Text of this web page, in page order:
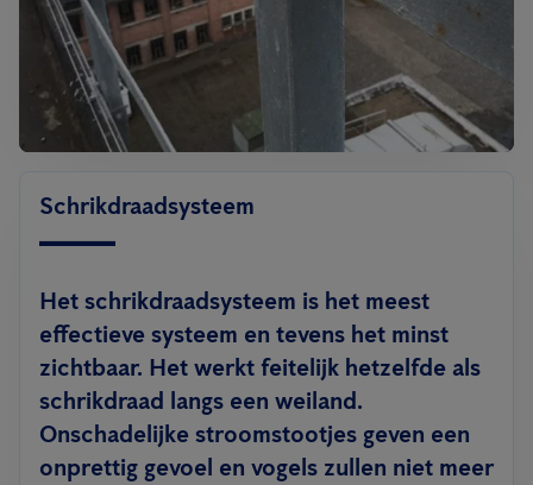
Schrikdraadsysteem
Het schrikdraadsysteem is het meest
effectieve systeem en tevens het minst
zichtbaar. Het werkt feitelijk hetzelfde als
schrikdraad langs een weiland.
Onschadelijke stroomstootjes geven een
onprettig gevoel en vogels zullen niet meer